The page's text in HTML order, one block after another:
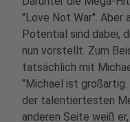
"Love Not War". Aber
Potential sind dabei,
nun vorstellt. Zum
tatsächlich mit
"Michael ist
der talentiertesten
anderen Seite weiß